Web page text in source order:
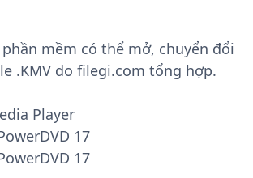
phần mềm có thể mở, chuyển đổi
.KMV do filegi.com tổng hợp.
Player
17
17